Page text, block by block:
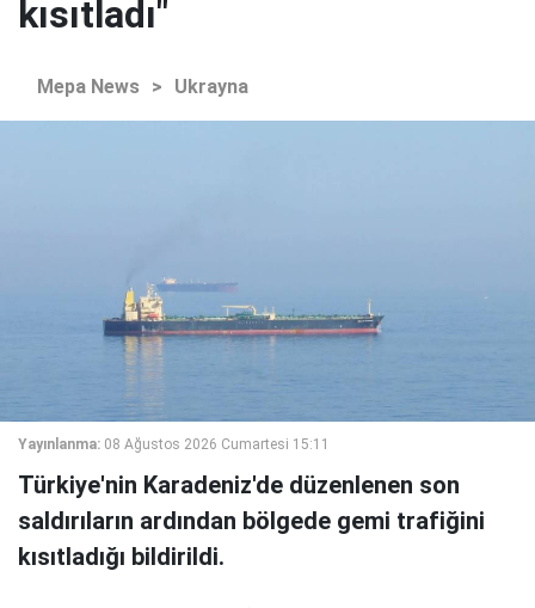
kısıtladı"
Mepa News > Ukrayna
Yayınlanma: 08 Ağustos 2026 Cumartesi 15:11
Türkiye'nin Karadeniz'de düzenlenen son
saldırıların ardından bölgede gemi trafiğini
kısıtladığı bildirildi.